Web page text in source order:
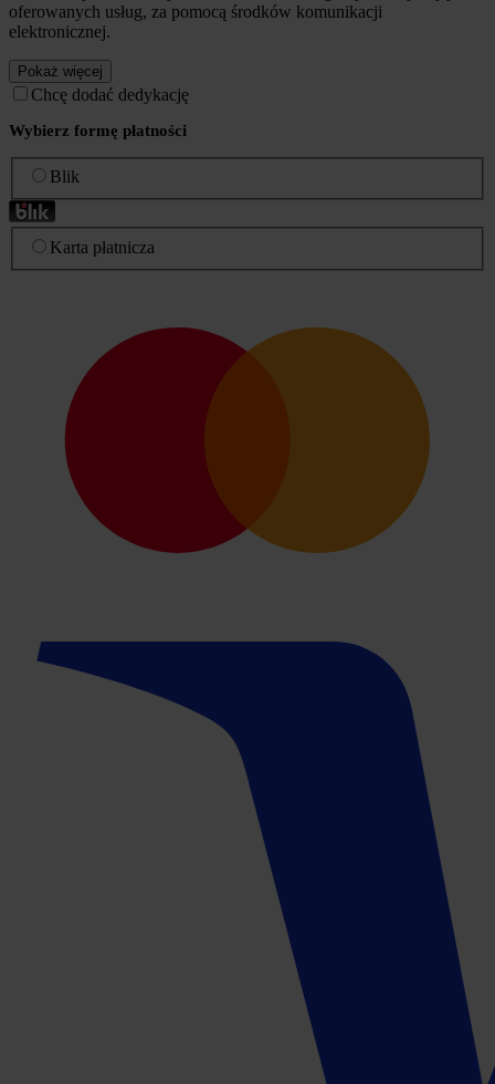
oferowanych usług, za pomocą środków komunikacji
elektronicznej.
Pokaż więcej
Chcę dodać dedykację
Wybierz formę płatności
Blik
Karta płatnicza